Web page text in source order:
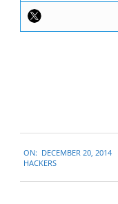
12-
ON: DECEMBER 20, 2014
HACKERS